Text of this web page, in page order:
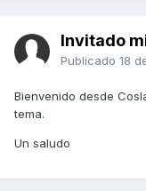
Invitado
Publicado 18
Bienvenido desde
tema.
Un saludo